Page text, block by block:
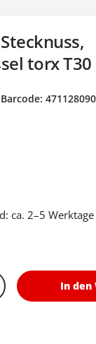
torx T30
Barcode:
ca. 2–5 Werktage
erhöhenIn den